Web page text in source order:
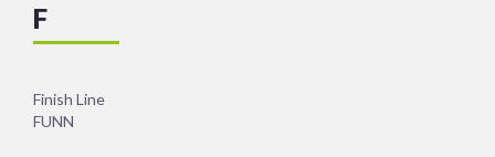
F
Finish Line
FUNN